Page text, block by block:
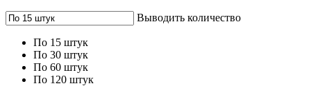
Выводить количество
По 15 штук
По 30 штук
По 60 штук
По 120 штук